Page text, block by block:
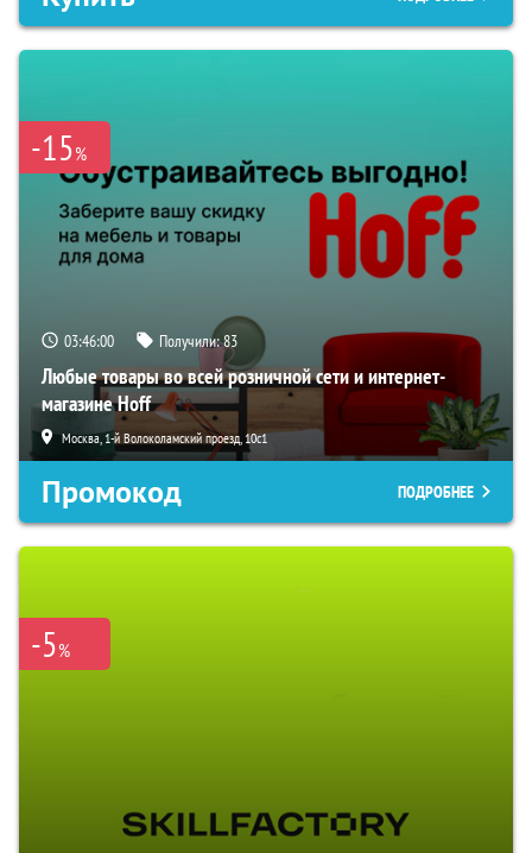
-15%
03:45:58 Получили:83
Любые товары во всей розничной сети и интернет-
магазине Hoff
Москва, 1-й Волоколамский проезд, 10с1
Промокод ПОДРОБНЕЕ
-5%